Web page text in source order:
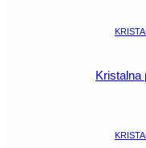
Kristalna